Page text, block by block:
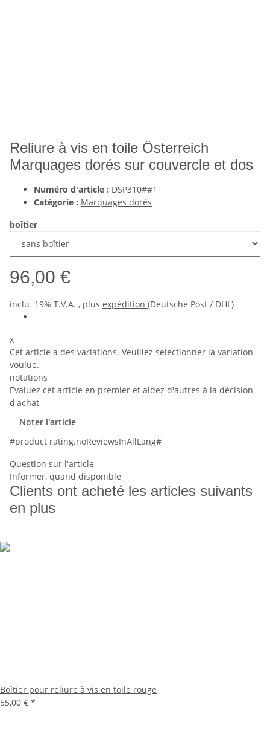
Reliure à vis en toile Österreich
Marquages dorés sur couvercle et dos
Numéro d'article : DSP310##1
Catégorie : Marquages dorés
boîtier
96,00 €
inclu 19% T.V.A. , plus expédition (Deutsche Post / DHL)
x
Cet article a des variations. Veuillez selectionner la variation
voulue.
notations
Evaluez cet article en premier et aidez d'autres à la décision
d'achat
Noter l'article
#product rating.noReviewsInAllLang#
Question sur l'article
Informer, quand disponible
Clients ont acheté les articles suivants
en plus
Boîtier pour reliure à vis en toile rouge
55,00 € *